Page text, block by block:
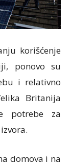
korišćenje
ponovo su
i relativno
Britanija
potrebe za
domova i na